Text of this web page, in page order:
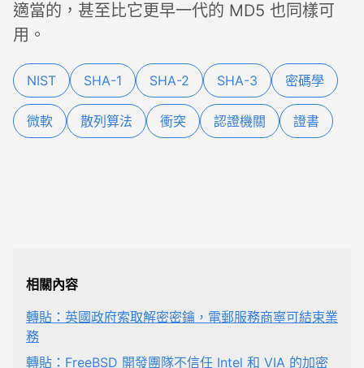
適當的，甚至比它更早一代的 MD5 也同樣可
用。
NIST SHA-1 SHA-2 SHA-3 密碼學
微軟 散列算法 衝突 認證機關 證書
相關內容
轉貼：英國政府索取解密密鑰，電郵服務商寧可結束業
務
轉貼：FreeBSD 開發團隊不信任 Intel 和 VIA 的加密